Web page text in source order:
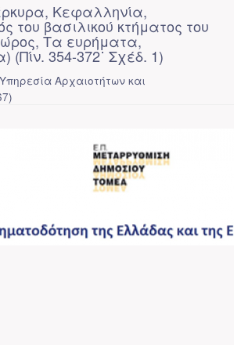
Κεφαλληνία,
του βασιλικού κτήματος του
Τα ευρήματα,
354-372˙ Σχέδ. 1)
Υπηρεσία Αρχαιοτήτων και
)